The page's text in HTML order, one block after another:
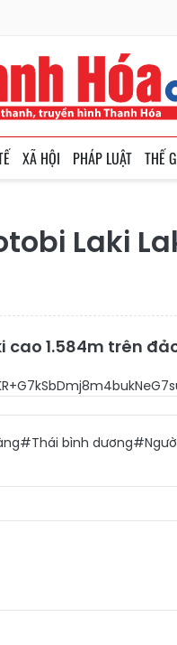
XÃ HỘI PHÁP LUẬT THẾ
Laki
cao 1.584m trên
#Thái bình dương